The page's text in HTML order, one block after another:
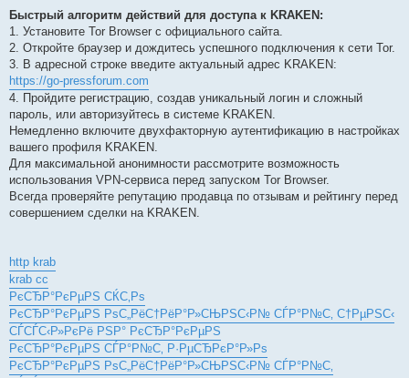
Быстрый алгоритм действий для доступа к KRAKEN:
1. Установите Tor Browser с официального сайта.
2. Откройте браузер и дождитесь успешного подключения к сети Tor.
3. В адресной строке введите актуальный адрес KRAKEN:
https://go-pressforum.com
4. Пройдите регистрацию, создав уникальный логин и сложный
пароль, или авторизуйтесь в системе KRAKEN.
Немедленно включите двухфакторную аутентификацию в настройках
вашего профиля KRAKEN.
Для максимальной анонимности рассмотрите возможность
использования VPN-сервиса перед запуском Tor Browser.
Всегда проверяйте репутацию продавца по отзывам и рейтингу перед
совершением сделки на KRAKEN.
http krab
krab cc
РєСЂР°РєРµРЅ СЌС‚Рѕ
РєСЂР°РєРµРЅ РѕС„РёС†РёР°Р»СЊРЅС‹Р№ СЃР°Р№С‚ С†РµРЅС‹
СЃСЃС‹Р»РєРё РЅР° РєСЂР°РєРµРЅ
РєСЂР°РєРµРЅ СЃР°Р№С‚ Р·РµСЂРєР°Р»Рѕ
РєСЂР°РєРµРЅ РѕС„РёС†РёР°Р»СЊРЅС‹Р№ СЃР°Р№С‚